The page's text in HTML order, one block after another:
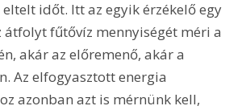
időt. Itt az egyik érzékelő egy
átfolyt fűtővíz mennyiségét méri a
akár az előremenő, akár a
Az elfogyasztott energia
azonban azt is mérnünk kell,